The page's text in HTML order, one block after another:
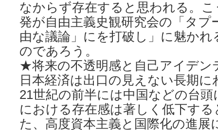
なからず存在すると思われる。
発が自由主義史観研究会の「タプ
由な議論」にを打破し」に魅か
のであろう。
★将来の不透明感と自己アイデン
日本経済は出口の見えない長期
21世紀の前半には中国などの台
における存在感は著しく低下す
た、高度資本主義と国際化の進展